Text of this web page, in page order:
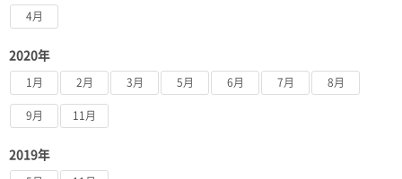
4月
2020年
1月 2月 3月 5月 6月 7月 8月
9月 11月
2019年